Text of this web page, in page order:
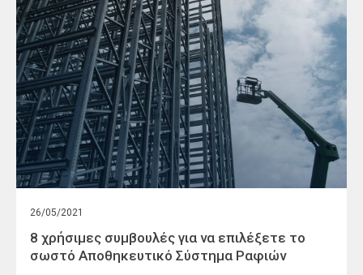
26/05/2021
8 χρήσιμες συμβουλές για να επιλέξετε το
σωστό Αποθηκευτικό Σύστημα Ραφιών